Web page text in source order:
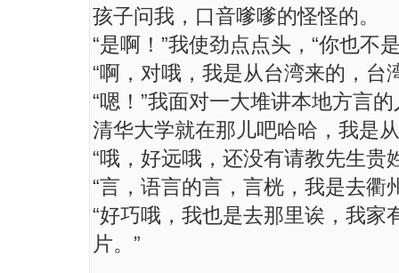
孩子问我，口音嗲嗲的怪怪的。
“是啊！”我使劲点点头，“你也
“啊，对哦，我是从台湾来的，台
“嗯！”我面对一大堆讲本地方言
清华大学就在那儿吧哈哈，我是
“哦，好远哦，还没有请教先生贵
“言，语言的言，言桄，我是去衢
“好巧哦，我也是去那里诶，我
片。”